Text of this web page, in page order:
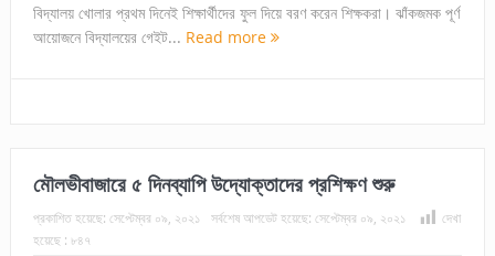
বিদ্যালয় খোলার প্রথম দিনেই শিক্ষার্থীদের ফুল দিয়ে বরণ করেন শিক্ষকরা। ঝাঁকজমক পূর্ণ
আয়োজনে বিদ্যালয়ের গেইট... Read more
মৌলভীবাজারে ৫ দিনব্যাপি উদ্যোক্তাদের প্রশিক্ষণ শুরু
প্রকাশিত হয়েছে: সেপ্টেম্বর ০৯, ২০২১ সর্বশেষ আপডেট হয়েছে: সেপ্টেম্বর ০৯, ২০২১
দেখা
হয়েছে : ৮৪৭